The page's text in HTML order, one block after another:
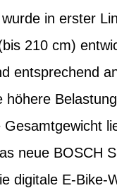
in erster
210 cm)
entsprechend
höhere
Gesamtgewicht
neue BOSCH
digitale E-Bike-